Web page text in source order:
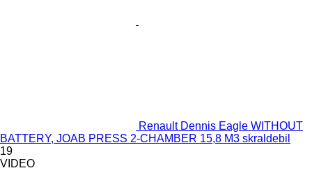
Renault Dennis Eagle WITHOUT
BATTERY, JOAB PRESS 2-CHAMBER 15,8 M3 skraldebil
19
VIDEO